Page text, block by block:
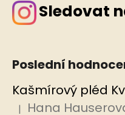
Sledovat
Poslední
| Hana